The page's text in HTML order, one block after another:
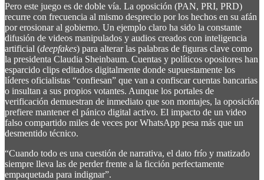
Pero este juego es de doble vía. La oposición (PAN, PRI, PRD)
recurre con frecuencia al mismo desprecio por los hechos en su afán
por erosionar al gobierno. Un ejemplo claro ha sido la constante
difusión de videos manipulados y audios creados con inteligencia
artificial (deepfakes) para alterar las palabras de figuras clave como
la presidenta Claudia Sheinbaum. Cuentas y políticos opositores han
esparcido clips editados digitalmente donde supuestamente los
líderes oficialistas “confiesan” que van a confiscar cuentas bancarias
o insultan a sus propios votantes. Aunque los portales de
verificación demuestran de inmediato que son montajes, la oposición
prefiere mantener el pánico digital activo. El impacto de un video
falso compartido miles de veces por WhatsApp pesa más que un
desmentido técnico.
“Cuando todo es una cuestión de narrativa, el dato frío y matizado
siempre lleva las de perder frente a la ficción perfectamente
empaquetada para indignar”.